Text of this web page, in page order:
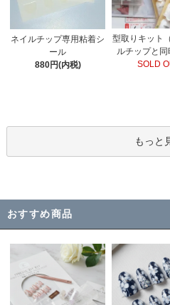
ネイルチップ専用粘着シ
ール
880円(内税)
型取りキット
ルチップと同
SOLD
もっと
おすすめ商品